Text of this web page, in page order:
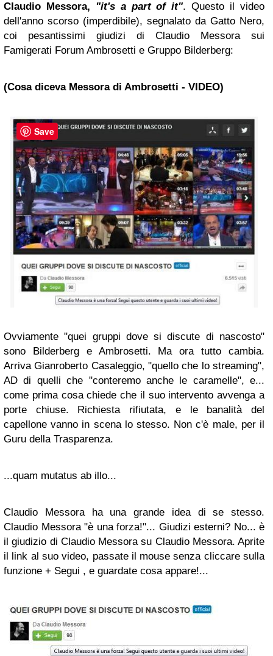
Claudio Messora, "it's a part of it". Questo il video
dell'anno scorso (imperdibile), segnalato da Gatto Nero,
coi pesantissimi giudizi di Claudio Messora sui
Famigerati Forum Ambrosetti e Gruppo Bilderberg:
(Cosa diceva Messora di Ambrosetti - VIDEO)
Ovviamente "quei gruppi dove si discute di nascosto"
sono Bilderberg e Ambrosetti. Ma ora tutto cambia.
Arriva Gianroberto Casaleggio, "quello che lo streaming",
AD di quelli che "conteremo anche le caramelle", e...
come prima cosa chiede che il suo intervento avvenga a
porte chiuse. Richiesta rifiutata, e le banalità del
capellone vanno in scena lo stesso. Non c'è male, per il
Guru della Trasparenza.
...quam mutatus ab illo...
Claudio Messora ha una grande idea di se stesso.
Claudio Messora "è una forza!"... Giudizi esterni? No... è
il giudizio di Claudio Messora su Claudio Messora. Aprite
il link al suo video, passate il mouse senza cliccare sulla
funzione + Segui , e guardate cosa appare!...
Save